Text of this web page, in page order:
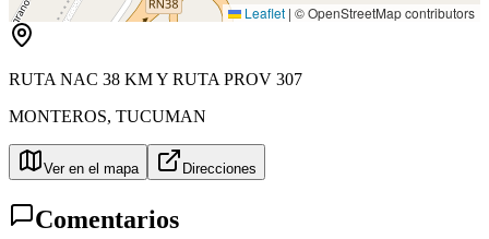
Leaflet | © OpenStreetMap contributors
RUTA NAC 38 KM Y RUTA PROV 307
MONTEROS, TUCUMAN
Ver en el mapa Direcciones
Comentarios